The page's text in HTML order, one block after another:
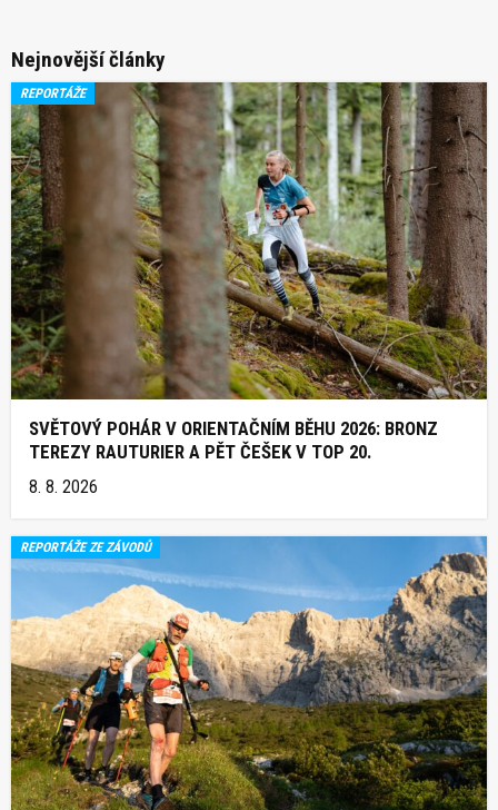
Nejnovější články
REPORTÁŽE
SVĚTOVÝ POHÁR V ORIENTAČNÍM BĚHU 2026: BRONZ
TEREZY RAUTURIER A PĚT ČEŠEK V TOP 20.
8. 8. 2026
REPORTÁŽE ZE ZÁVODŮ